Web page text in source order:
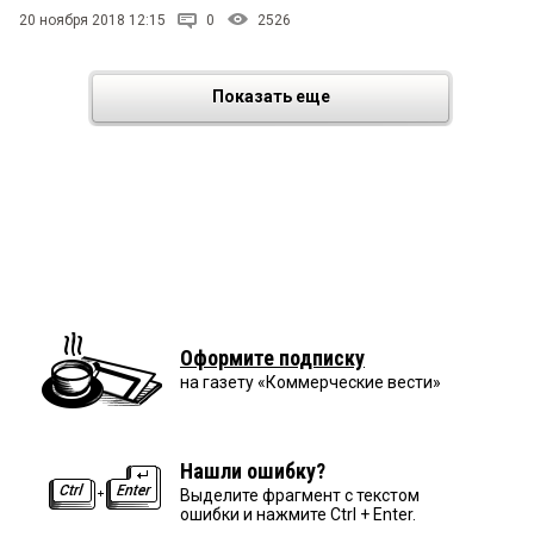
20 ноября 2018 12:15 0 2526
Показать еще
Оформите подписку
на газету «Коммерческие вести»
Нашли ошибку?
Выделите фрагмент с текстом
ошибки и нажмите Ctrl + Enter.